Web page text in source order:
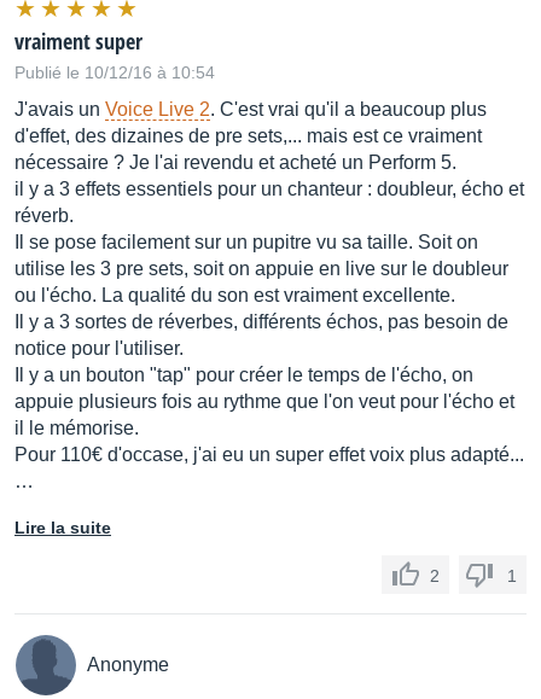
vraiment super
Publié le 10/12/16 à 10:54
J'avais un Voice Live 2. C'est vrai qu'il a beaucoup plus
d'effet, des dizaines de pre sets,... mais est ce vraiment
nécessaire ? Je l'ai revendu et acheté un Perform 5.
il y a 3 effets essentiels pour un chanteur : doubleur, écho et
réverb.
Il se pose facilement sur un pupitre vu sa taille. Soit on
utilise les 3 pre sets, soit on appuie en live sur le doubleur
ou l'écho. La qualité du son est vraiment excellente.
Il y a 3 sortes de réverbes, différents échos, pas besoin de
notice pour l'utiliser.
Il y a un bouton "tap" pour créer le temps de l'écho, on
appuie plusieurs fois au rythme que l'on veut pour l'écho et
il le mémorise.
Pour 110€ d'occase, j'ai eu un super effet voix plus adapté...
…
Lire la suite
2 1
Anonyme